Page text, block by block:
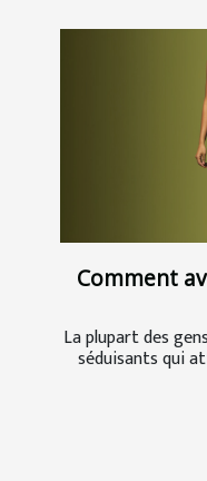
Comment
La plupart des
séduisants qui